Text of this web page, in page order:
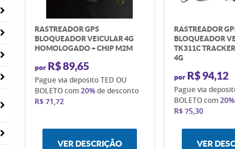
RASTREADOR GPS
BLOQUEADOR VEICULAR 4G
HOMOLOGADO + CHIP M2M
por R$ 89,65
Pague via deposito TED OU
BOLETO com20%de desconto
R$ 71,72
VER DESCRIÇÃO
RASTREADOR
BLOQUEADOR
TK311C
4G
por R$ 94,12
Pague via
BOLETO com20%
R$ 75,30
VER